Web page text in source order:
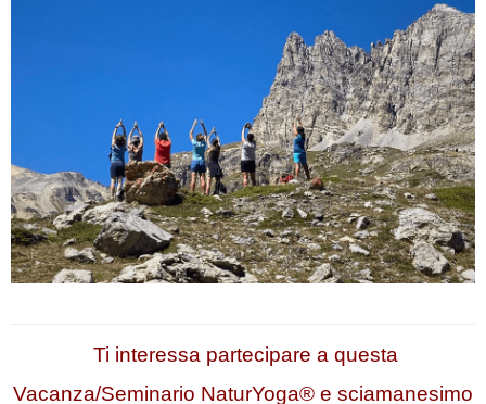
Ti interessa partecipare a questa
Vacanza/Seminario NaturYoga® e sciamanesimo